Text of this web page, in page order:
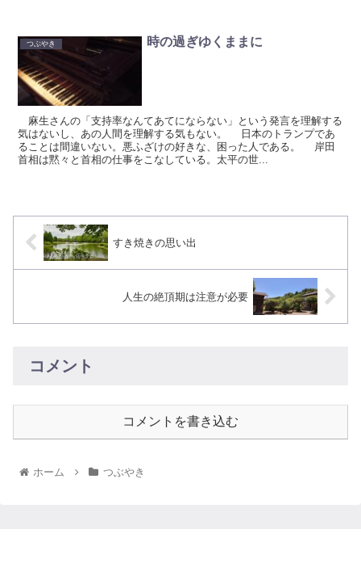
つぶやき 時の過ぎゆくままに
麻生さんの「支持率なんてあてにならない」という発言を理解する
気はないし、あの人間を理解する気もない。 日本のトランプであ
ることは間違いない。悪ふざけの好きな、困った人である。 岸田
首相は黙々と首相の仕事をこなしている。太平の世...
すき焼きの思い出
人生の絶頂期は注意が必要
コメント
コメントを書き込む
ホーム つぶやき